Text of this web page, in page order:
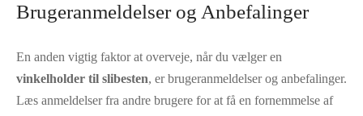
Brugeranmeldelser og Anbefalinger
En anden vigtig faktor at overveje, når du vælger en
vinkelholder til slibesten, er brugeranmeldelser og anbefalinger.
Læs anmeldelser fra andre brugere for at få en fornemmelse af